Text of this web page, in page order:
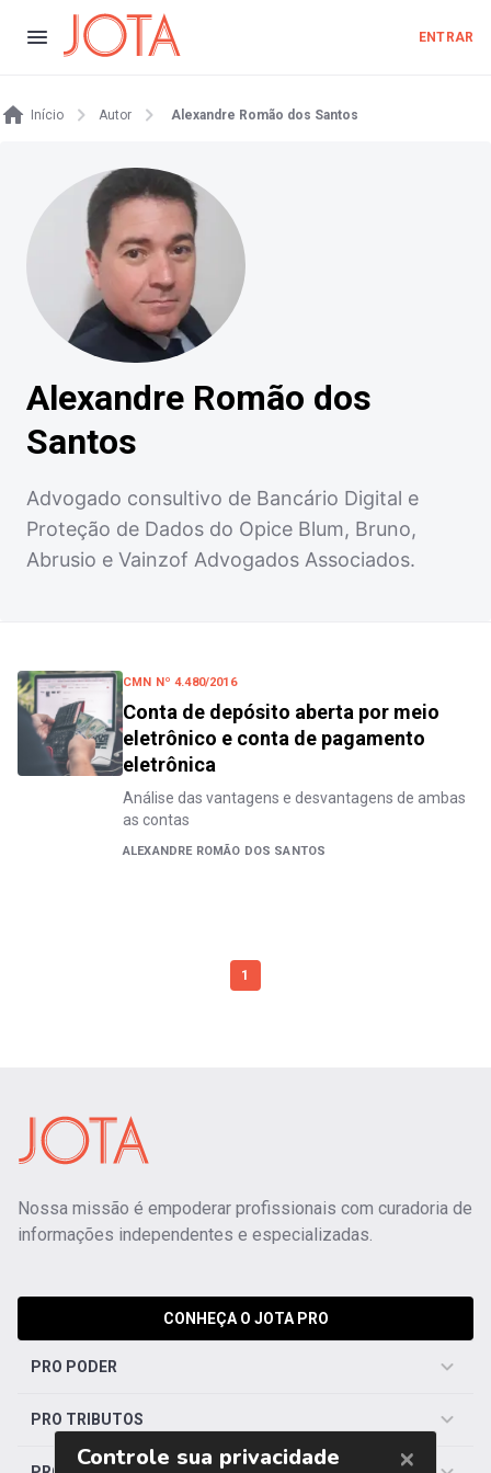
ENTRAR
Início Autor Alexandre Romão dos Santos
Alexandre Romão dos
Santos
Advogado consultivo de Bancário Digital e
Proteção de Dados do Opice Blum, Bruno,
Abrusio e Vainzof Advogados Associados.
CMN Nº 4.480/2016
Conta de depósito aberta por meio
eletrônico e conta de pagamento
eletrônica
Análise das vantagens e desvantagens de ambas
as contas
ALEXANDRE ROMÃO DOS SANTOS
1
Nossa missão é empoderar profissionais com curadoria de
informações independentes e especializadas.
CONHEÇA O JOTA PRO
PRO PODER
PRO TRIBUTOS